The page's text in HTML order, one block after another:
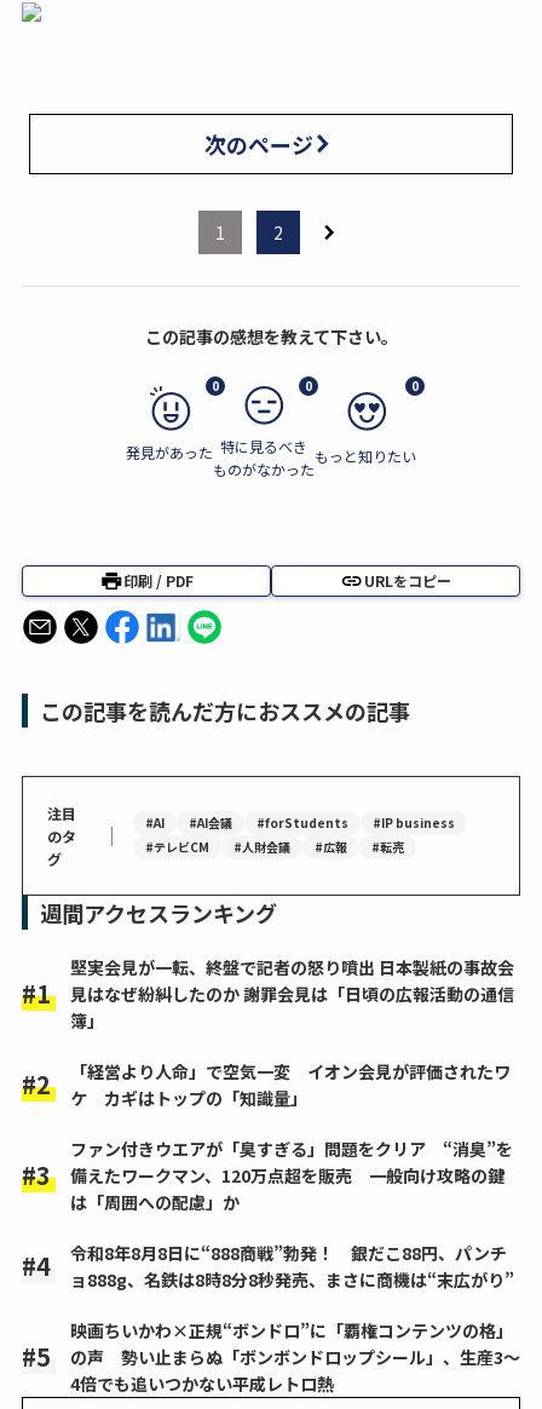
次のページ
1 2
この記事の感想を教えて下さい。
0
発見があった
0
特に見るべき
ものがなかった
0
もっと知りたい
印刷 / PDF URLをコピー
この記事を読んだ方におススメの記事
注目
のタ
グ
｜ #AI #AI会議 #forStudents
#IP business
#テレビCM
#人財会議 #広報 #転売
週間アクセスランキング
堅実会見が一転、終盤で記者の怒り噴出 日本製紙の事故会
見はなぜ紛糾したのか 謝罪会見は「日頃の広報活動の通信
簿」
「経営より人命」で空気一変 イオン会見が評価されたワ
ケ カギはトップの「知識量」
ファン付きウエアが「臭すぎる」問題をクリア “消臭”を
備えたワークマン、120万点超を販売 一般向け攻略の鍵
は「周囲への配慮」か
令和8年8月8日に“888商戦”勃発！ 銀だこ88円、パンチ
ョ888g、名鉄は8時8分8秒発売、まさに商機は“末広がり”
映画ちいかわ×正規“ボンドロ”に「覇権コンテンツの格」
の声 勢い止まらぬ「ボンボンドロップシール」、生産3～
4倍でも追いつかない平成レトロ熱